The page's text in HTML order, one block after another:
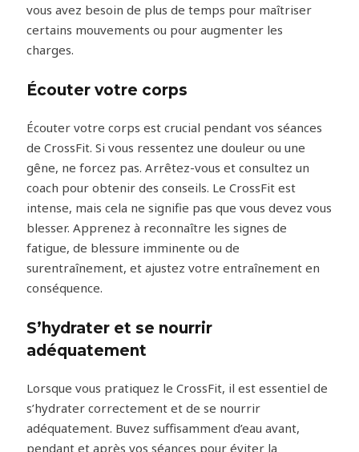
vous avez besoin de plus de temps pour maîtriser
certains mouvements ou pour augmenter les
charges.
Écouter votre corps
Écouter votre corps est crucial pendant vos séances
de CrossFit. Si vous ressentez une douleur ou une
gêne, ne forcez pas. Arrêtez-vous et consultez un
coach pour obtenir des conseils. Le CrossFit est
intense, mais cela ne signifie pas que vous devez vous
blesser. Apprenez à reconnaître les signes de
fatigue, de blessure imminente ou de
surentraînement, et ajustez votre entraînement en
conséquence.
S’hydrater et se nourrir
adéquatement
Lorsque vous pratiquez le CrossFit, il est essentiel de
s’hydrater correctement et de se nourrir
adéquatement. Buvez suffisamment d’eau avant,
pendant et après vos séances pour éviter la